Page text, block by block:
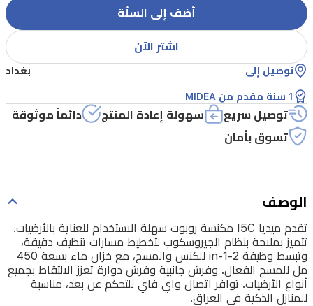
الجيروسكوب
لتخطيط
مسارات
تنظيف
دقيقة،
وتبسط
وظيفة
2-
للكنس
والمسح،
مع
خزان
ماء
بسعة
أضف إلى السلّة
اشتر الآن
توصيل إلى بغداد
1 سنة مقدم من MIDEA
توصيل سريع سهولة إعادة المنتج
دائماً موثوقة
تسوق بأمان
الوصف
تقدم ميديا I5C مكنسة روبوت سهلة الاستخدام للعناية بالأرضيات.
تتميز بملاحة بنظام الجيروسكوب لتخطيط مسارات تنظيف دقيقة،
وتبسط وظيفة 2-in-1 للكنس والمسح، مع خزان ماء بسعة 450
مل للمسح الفعال. وفرش جانبية وفرش دوارة تعزز الالتقاط بجميع
أنواع الأرضيات. توافر اتصال واي فاي للتحكم عن بعد، مناسبة
للمنازل الذكية في العراق.